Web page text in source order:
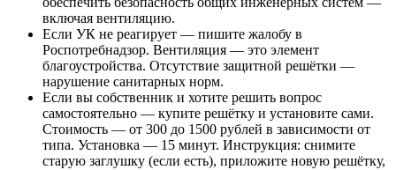
включая вентиляцию.
Если УК не реагирует — пишите жалобу в
Роспотребнадзор. Вентиляция — это элемент
благоустройства. Отсутствие защитной решётки —
нарушение санитарных норм.
Если вы собственник и хотите решить вопрос
самостоятельно — купите решётку и установите сами.
Стоимость — от 300 до 1500 рублей в зависимости от
типа. Установка — 15 минут. Инструкция: снимите
старую заглушку (если есть), приложите новую решётку,